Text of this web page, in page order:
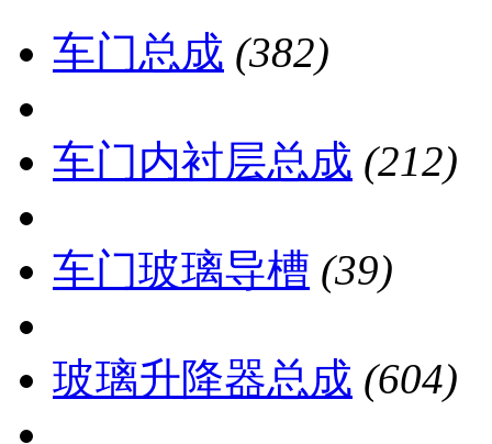
车门总成 (382)
车门内衬层总成 (212)
车门玻璃导槽 (39)
玻璃升降器总成 (604)